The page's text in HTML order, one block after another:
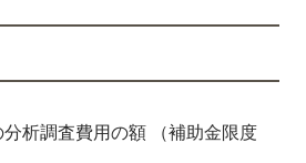
析調査費用の額 （補助金限度